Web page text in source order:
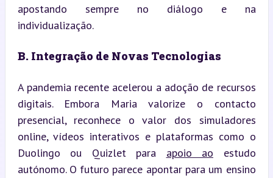
apostando sempre no diálogo e na
individualização.
B. Integração de Novas Tecnologias
A pandemia recente acelerou a adoção de recursos
digitais. Embora Maria valorize o contacto
presencial, reconhece o valor dos simuladores
online, vídeos interativos e plataformas como o
Duolingo ou Quizlet para apoio ao estudo
autónomo. O futuro parece apontar para um ensino